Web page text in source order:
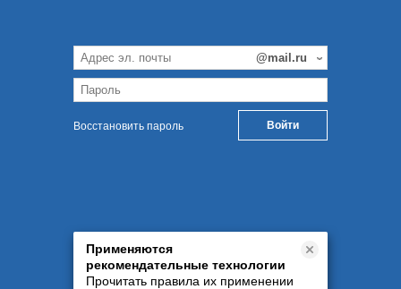
Восстановить пароль
Применяются
рекомендательные технологии
Прочитать правила их применении